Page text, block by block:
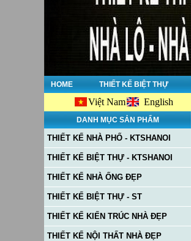
HOME THIẾT KẾ BIỆT THỰ
Việt Nam English
DANH MỤC SẢN PHẨM
THIẾT KẾ NHÀ PHỐ - KTSHANOI
THIẾT KẾ BIỆT THỰ - KTSHANOI
THIẾT KẾ NHÀ ỐNG ĐẸP
THIẾT KẾ BIỆT THỰ - ST
THIẾT KẾ KIẾN TRÚC NHÀ ĐẸP
THIẾT KẾ NỘI THẤT NHÀ ĐẸP